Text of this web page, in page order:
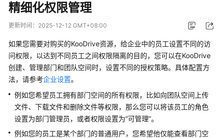
最
新
态
产
品
绍
计
费
精细化权限管理
更新时间： 2025-12-12 GMT+08:00
如果您需要对购买的KooDrive资源，给企业中的员工设置不同的访
问权限，以达到不同员工之间权限隔离的目的，您可以在KooDrive
创建、管理部门和团队空间时，设置不同的授权策略。具体配置方
法，请参考企业设置。
例如您希望员工拥有部门空间的所有权限，比如向团队空间上传
文件、下载文件和删除文件等权限，那么您可以将该员工的角色
设置为部门管理员，或者权限设置为“可管理”。
例如您的员工是某个部门的普通用户，您希望他仅能查看部门空